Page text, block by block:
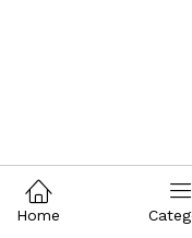
Home